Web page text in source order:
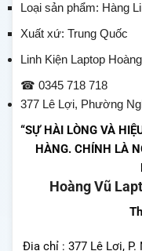
Loại sản phẩm: Hàng
Xuất xứ: Trung Quốc
Linh Kiện Laptop
☎ 0345 718 718
377 Lê Lợi, Phường
“SỰ HÀI LÒNG VÀ
HÀNG. CHÍNH LÀ
Hoàng Vũ
Địa chỉ : 377 Lê Lợi, P.